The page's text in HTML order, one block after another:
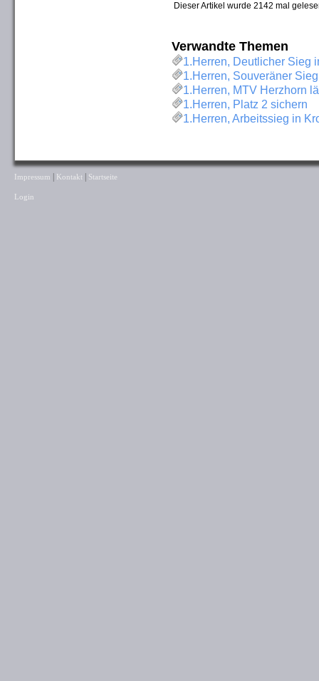
Dieser Artikel wurde 2142 mal
Verwandte Themen
1.Herren, Deutlicher Sieg
1.Herren, Souveräner
1.Herren, MTV Herzhorn
1.Herren, Platz 2 sichern
1.Herren, Arbeitssieg in
Impressum Kontakt Startseite
Login